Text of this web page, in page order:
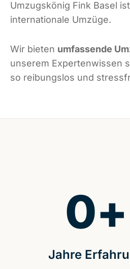
Umzugskönig Fink Basel ist
internationale Umzüge.
Wir bieten umfassende
unserem Expertenwissen
so reibungslos und
Jahre
0+